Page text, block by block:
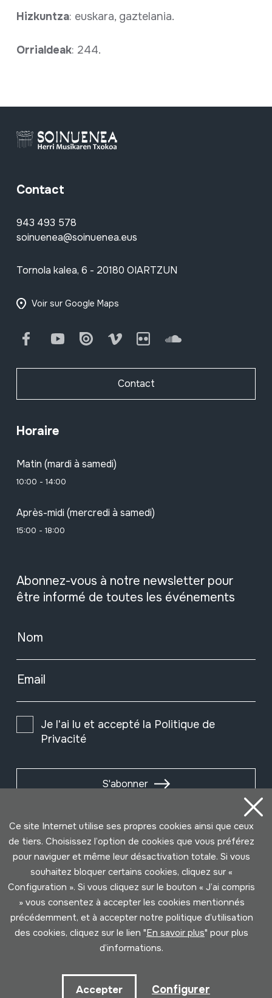
Hizkuntza: euskara, gaztelania.
Orrialdeak: 244.
Contact
943 493 578
soinuenea@soinuenea.eus
Tornola kalea, 6 - 20180 OIARTZUN
Voir sur Google Maps
FacebookYoutube Issuu Vimeo Flickr SoundCloud
Contact
Horaire
Matin (mardi à samedi)
10:00 - 14:00
Après-midi (mercredi à samedi)
15:00 - 18:00
Abonnez-vous à notre newsletter pour
être informé de toutes les événements
Nom
Email
Je l'ai lu et accepté la Politique de
Privacité
S'abonner
Développé par Lotura
Ce site Internet utilise ses propres cookies ainsi que ceux
de tiers. Choisissez l’option de cookies que vous préférez
pour naviguer et même leur désactivation totale. Si vous
souhaitez bloquer certains cookies, cliquez sur «
Configuration ». Si vous cliquez sur le bouton « J’ai compris
» vous consentez à accepter les cookies mentionnés
précédemment, et à accepter notre politique d’utilisation
des cookies, cliquez sur le lien "En savoir plus" pour plus
d’informations.
Accepter Configurer